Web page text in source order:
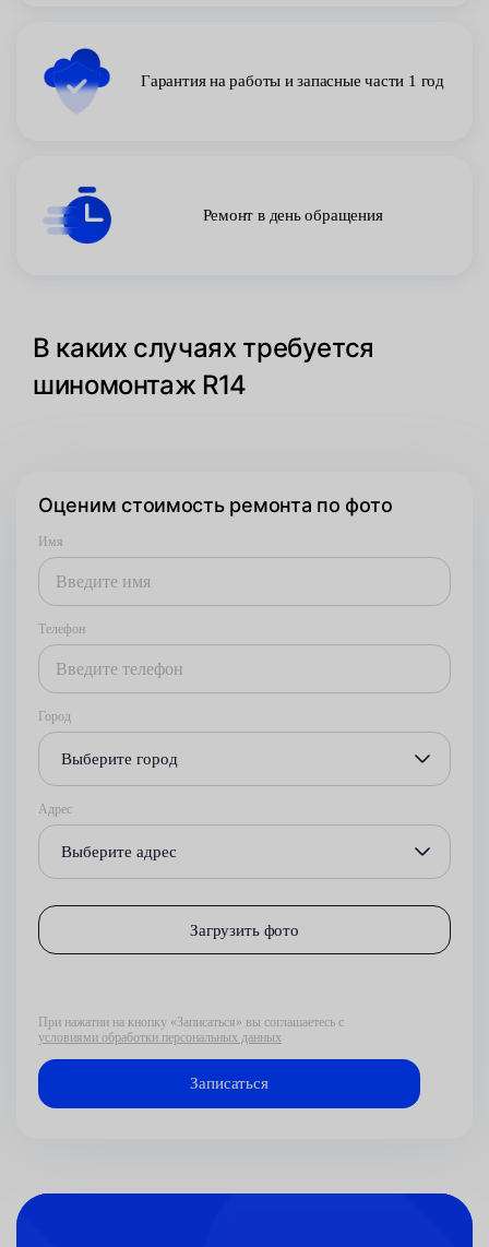
Гарантия на работы и запасные части 1 год
Ремонт в день обращения
В каких случаях требуется
шиномонтаж R14
Оценим стоимость ремонта по фото
Имя
Телефон
Город
Выберите город
Адрес
Выберите адрес
Загрузить фото
При нажатии на кнопку «Записаться» вы соглашаетесь с
условиями обработки персональных данных